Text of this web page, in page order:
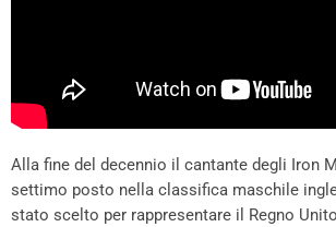
Alla fine del decennio il cantante degli Iron
settimo posto nella classifica maschile
stato scelto per rappresentare il Regno